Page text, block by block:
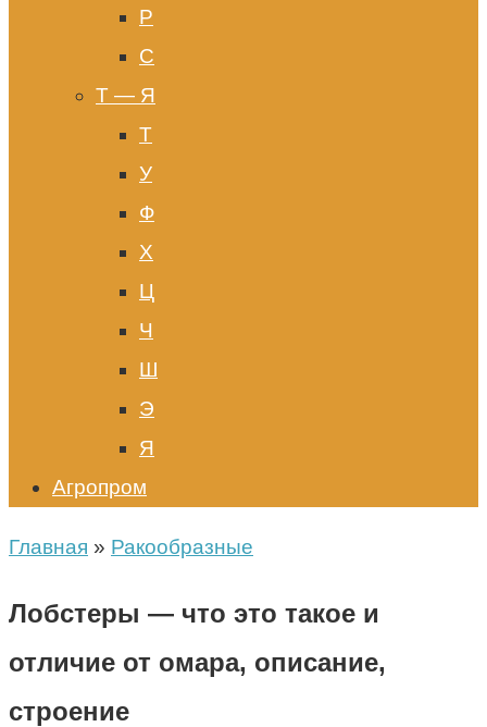
Р
С
Т — Я
Т
У
Ф
Х
Ц
Ч
Ш
Э
Я
Агропром
Главная » Ракообразные
Лобстеры — что это такое и
отличие от омара, описание,
строение